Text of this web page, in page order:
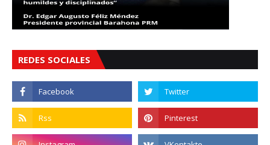
REDES SOCIALES